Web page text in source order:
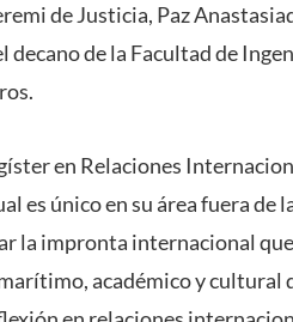
de Justicia, Paz
decano de la Facultad de
en Relaciones
es único en su área fuera
la impronta internacional
académico y